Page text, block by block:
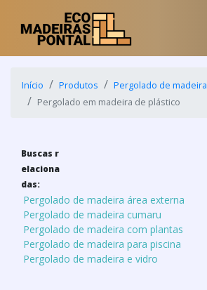
Início Produtos
Pergolado de madeira
Pergolado em madeira de plástico
Buscas r
elaciona
das:
Pergolado de madeira área externa
Pergolado de madeira cumaru
Pergolado de madeira com plantas
Pergolado de madeira para piscina
Pergolado de madeira e vidro